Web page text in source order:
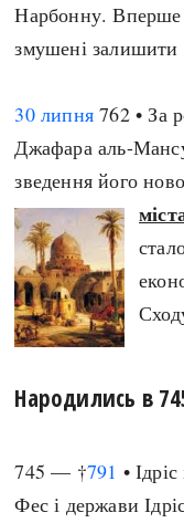
Нарбонну. Вперше
змушені залишити
30 липня 762 • За
Джафара аль-
зведення його
Народились в
745 — †791 •
Фес і держави